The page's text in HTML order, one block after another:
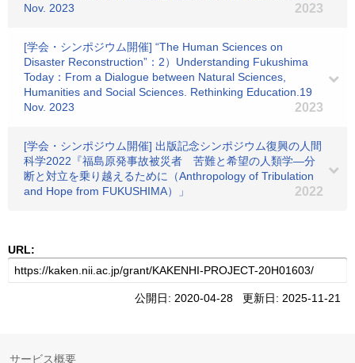
Nov. 2023
2023
[学会・シンポジウム開催] “The Human Sciences on
Disaster Reconstruction”：2）Understanding Fukushima
Today：From a Dialogue between Natural Sciences,
Humanities and Social Sciences. Rethinking Education.19
Nov. 2023
2023
[学会・シンポジウム開催] 出版記念シンポジウム復興の人間
科学2022『福島原発事故被災者 苦難と希望の人類学―分
断と対立を乗り越えるために（Anthropology of Tribulation
and Hope from FUKUSHIMA）」
2022
URL:
公開日: 2020-04-28 更新日: 2025-11-21
サービス概要